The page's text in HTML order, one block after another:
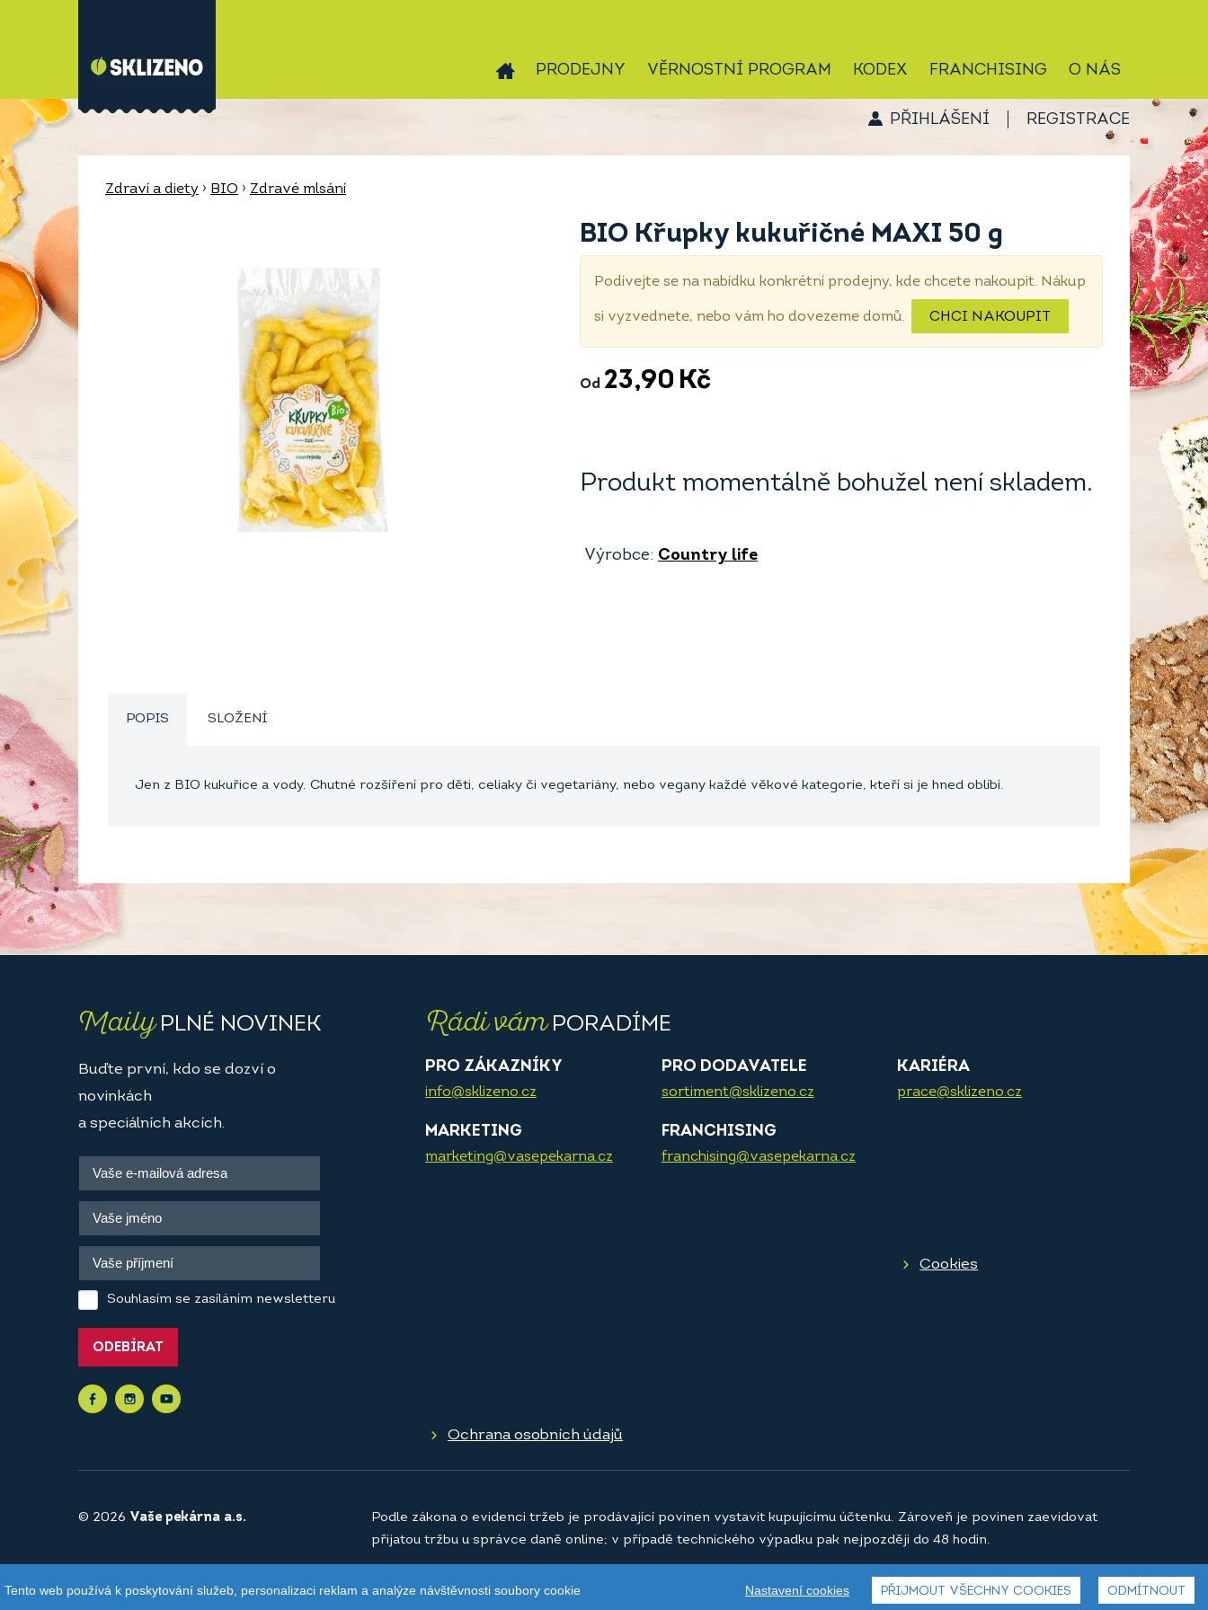
PRODEJNY VĚRNOSTNÍ PROGRAM KODEX FRANCHISING O NÁS
PŘIHLÁŠENÍ REGISTRACE
Zdraví a diety › BIO › Zdravé mlsání
BIO Křupky kukuřičné MAXI 50 g
Podívejte se na nabídku konkrétní prodejny, kde chcete nakoupit. Nákup
si vyzvednete, nebo vám ho dovezeme domů. CHCI NAKOUPIT
Od 23,90 Kč
Produkt momentálně bohužel není skladem.
Výrobce: Country life
POPIS SLOŽENÍ
Jen z BIO kukuřice a vody. Chutné rozšíření pro děti, celiaky či vegetariány, nebo vegany každé věkové kategorie, kteří si je hned oblíbí.
MailyPLNÉ NOVINEK
Buďte první, kdo se dozví o
novinkách
a speciálních akcích.
Souhlasím se zasíláním newsletteru
ODEBÍRAT
Rádi vámPORADÍME
PRO ZÁKAZNÍKY
info@sklizeno.cz
PRO DODAVATELE
sortiment@sklizeno.cz
KARIÉRA
prace@sklizeno.cz
MARKETING
marketing@vasepekarna.cz
FRANCHISING
franchising@vasepekarna.cz
Cookies
Ochrana osobních údajů
© 2026 Vaše pekárna a.s.
Podle zákona o evidenci tržeb je prodávající povinen vystavit kupujícímu účtenku. Zároveň je povinen zaevidovat
přijatou tržbu u správce daně online; v případě technického výpadku pak nejpozději do 48 hodin.
Tento web používá k poskytování služeb, personalizaci reklam a analýze návštěvnosti soubory cookie Nastavení cookies PŘIJMOUT VŠECHNY COOKIES ODMÍTNOUT